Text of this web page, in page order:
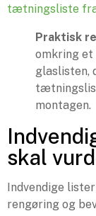
tætningsliste
Praktisk
omkring
glaslisten,
montagen.
skal
Indvendige
rengøring og